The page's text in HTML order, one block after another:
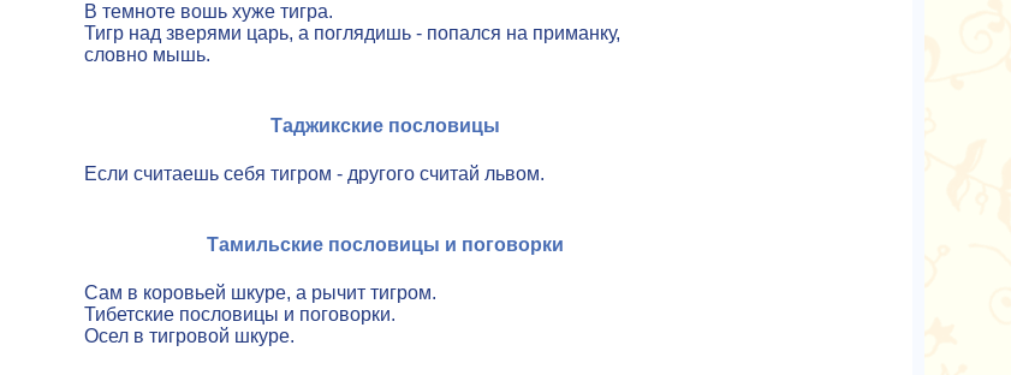
В темноте вошь хуже тигра.
Тигр над зверями царь, а поглядишь - попался на приманку,
словно мышь.
Таджикские пословицы
Если считаешь себя тигром - другого считай львом.
Тамильские пословицы и поговорки
Сам в коровьей шкуре, а рычит тигром.
Тибетские пословицы и поговорки.
Осел в тигровой шкуре.